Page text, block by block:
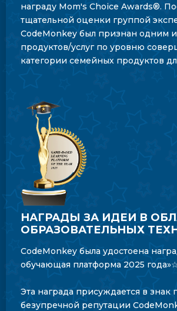
награду Mom's Choice Awards®.
тщательной оценки группой
CodeMonkey был признан одним
продуктов/услуг по уровню
категории семейных продуктов
НАГРАДЫ ЗА ИДЕИ В
ОБРАЗОВАТЕЛЬНЫХ
CodeMonkey была удостоена
обучающая платформа 2025
Эта награда присуждается в знак
безупречной репутации